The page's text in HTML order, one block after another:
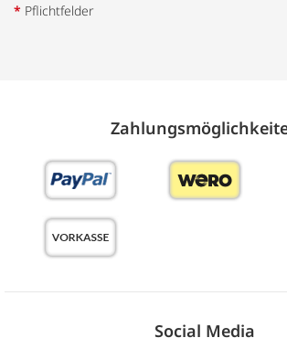
* Pflichtfelder
Social Media